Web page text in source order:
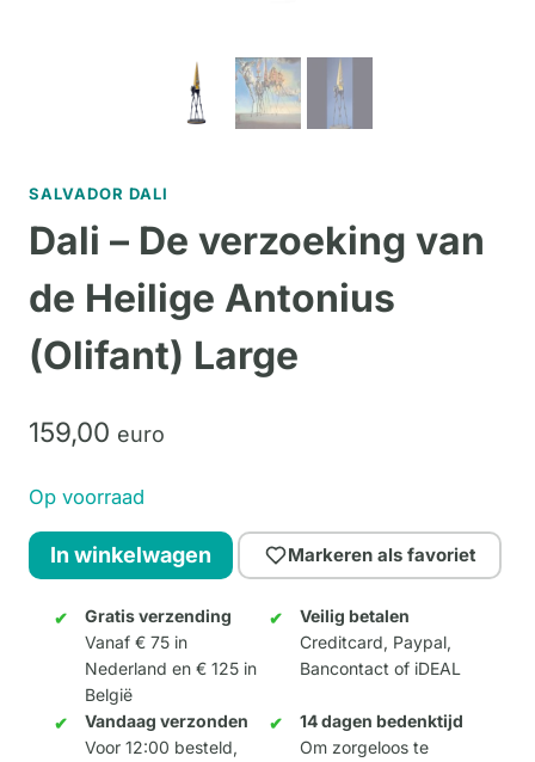
SALVADOR DALI
Dali – De verzoeking van
de Heilige Antonius
(Olifant) Large
159,00 euro
Op voorraad
Dali
-
De
verzoeking
Heilige
In winkelwagen Markeren als favoriet
Gratis verzending
Vanaf € 75 in
Nederland en € 125 in
België
Veilig betalen
Creditcard, Paypal,
Bancontact of iDEAL
Vandaag verzonden
Voor 12:00 besteld,
14 dagen bedenktijd
Om zorgeloos te